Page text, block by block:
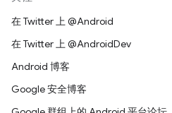
在 Twitter 上 @Android
在 Twitter 上 @AndroidDev
Android 博客
Google 安全博客